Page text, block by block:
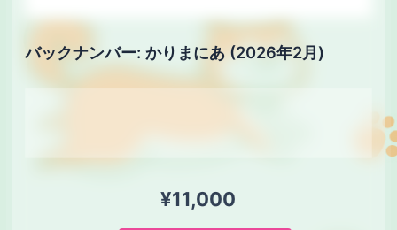
バックナンバー: かりまにあ (2026年2月)
¥11,000